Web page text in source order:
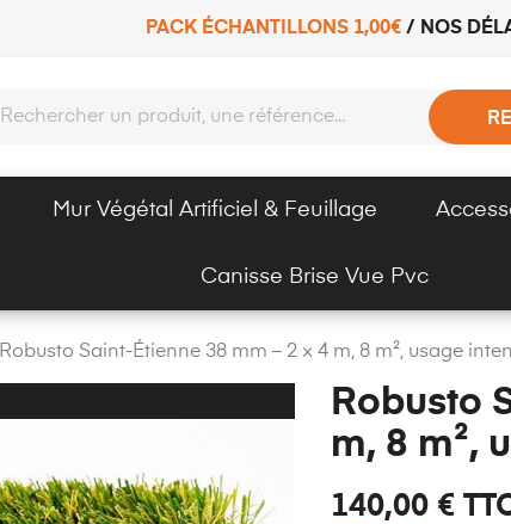
PACK ÉCHANTILLONS 1,00€ / NOS
Mur Végétal Artificiel & Feuillage
Canisse Brise Vue Pvc
Robusto Saint-Étienne 38 mm – 2 × 4 m, 8 m², usage
Robusto
m, 8 m²,
140,00 €